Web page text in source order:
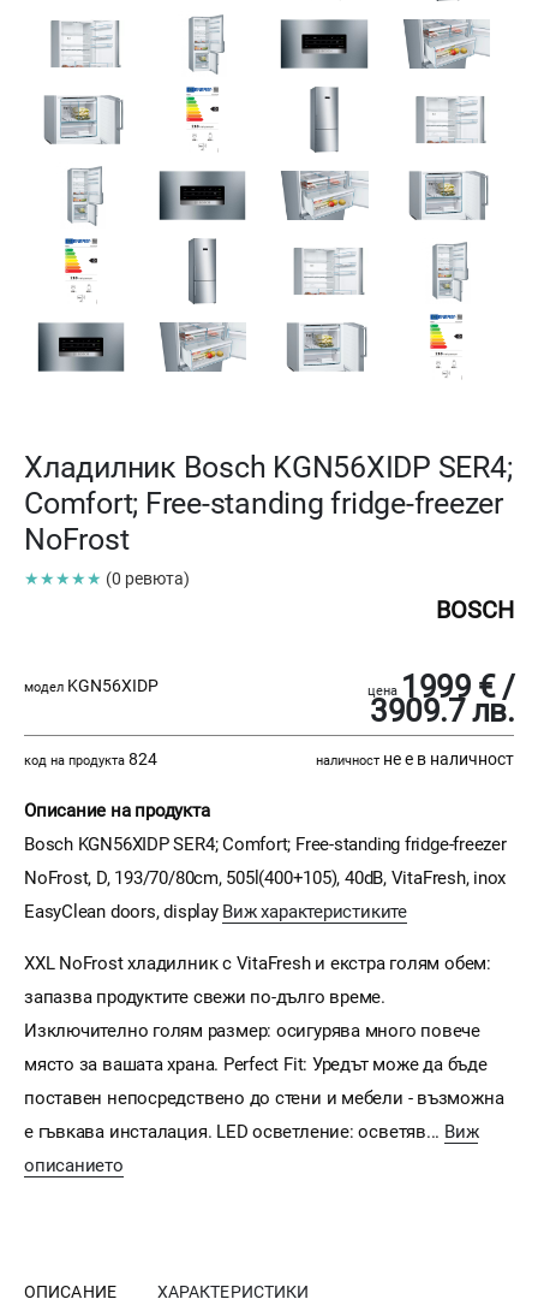
Хладилник Bosch KGN56XIDP SER4;
Comfort; Free-standing fridge-freezer
NoFrost
★★★★★ (0 ревюта)
BOSCH
модел KGN56XIDP цена 1999 € /
3909.7 лв.
код на продукта 824 наличност не е в наличност
Описание на продукта
Bosch KGN56XIDP SER4; Comfort; Free-standing fridge-freezer
NoFrost, D, 193/70/80cm, 505l(400+105), 40dB, VitaFresh, inox
EasyClean doors, display Виж характеристиките
XXL NoFrost хладилник с VitaFresh и екстра голям обем:
запазва продуктите свежи по-дълго време.
Изключително голям размер: осигурява много повече
място за вашата храна. Perfect Fit: Уредът може да бъде
поставен непосредствено до стени и мебели - възможна
е гъвкава инсталация. LED осветление: осветяв... Виж
описанието
ОПИСАНИЕ ХАРАКТЕРИСТИКИ